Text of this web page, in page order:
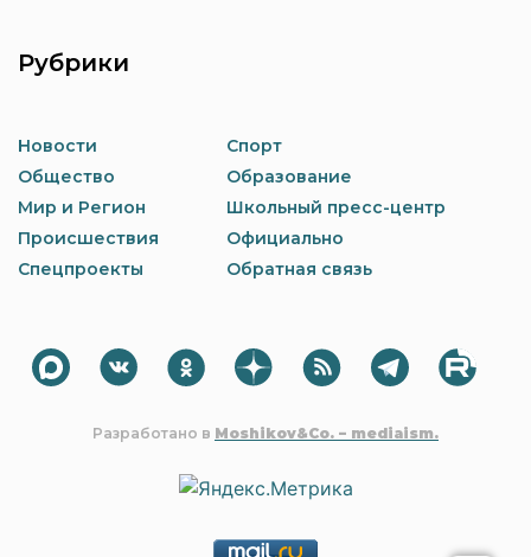
Рубрики
Новости
Общество
Мир и Регион
Происшествия
Спецпроекты
Спорт
Образование
Школьный пресс-центр
Официально
Обратная связь
Разработано в Moshikov&Co. – mediaism.